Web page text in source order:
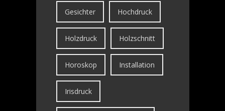
Gesichter Hochdruck
Holzdruck Holzschnitt
Horoskop Installation
Irisdruck